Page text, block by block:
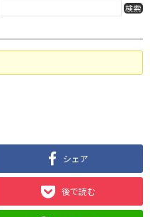
シェア
後で読む